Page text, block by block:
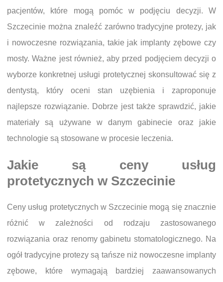
pacjentów, które mogą pomóc w podjęciu decyzji. W
Szczecinie można znaleźć zarówno tradycyjne protezy, jak
i nowoczesne rozwiązania, takie jak implanty zębowe czy
mosty. Ważne jest również, aby przed podjęciem decyzji o
wyborze konkretnej usługi protetycznej skonsultować się z
dentystą, który oceni stan uzębienia i zaproponuje
najlepsze rozwiązanie. Dobrze jest także sprawdzić, jakie
materiały są używane w danym gabinecie oraz jakie
technologie są stosowane w procesie leczenia.
Jakie są ceny usług
protetycznych w Szczecinie
Ceny usług protetycznych w Szczecinie mogą się znacznie
różnić w zależności od rodzaju zastosowanego
rozwiązania oraz renomy gabinetu stomatologicznego. Na
ogół tradycyjne protezy są tańsze niż nowoczesne implanty
zębowe, które wymagają bardziej zaawansowanych